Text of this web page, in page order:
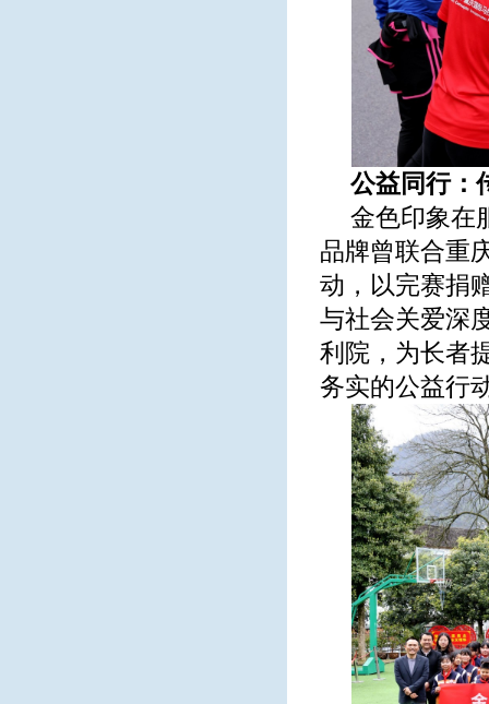
公益同行：
金色印象在
品牌曾联合重
动，以完赛捐
与社会关爱深
利院，为长者
务实的公益行